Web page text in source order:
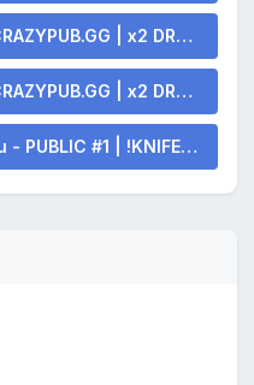
| x2 DROP SKINS
| x2 DROP SKINS
#1 | !KNIFE !SKINS